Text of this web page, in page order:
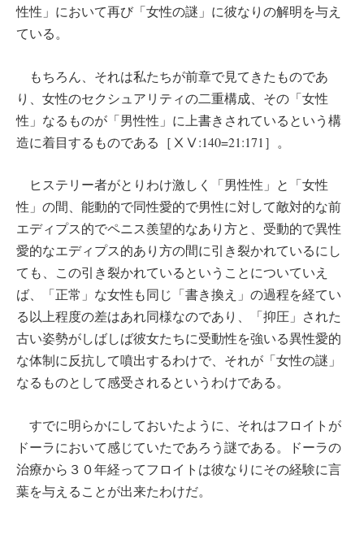
性性」において再び「女性の謎」に彼なりの解明を与え
ている。
もちろん、それは私たちが前章で見てきたものであ
り、女性のセクシュアリティの二重構成、その「女性
性」なるものが「男性性」に上書きされているという構
造に着目するものである［ⅩⅤ:140=21:171］。
ヒステリー者がとりわけ激しく「男性性」と「女性
性」の間、能動的で同性愛的で男性に対して敵対的な前
エディプス的でペニス羨望的なあり方と、受動的で異性
愛的なエディプス的あり方の間に引き裂かれているにし
ても、この引き裂かれているということについていえ
ば、「正常」な女性も同じ「書き換え」の過程を経てい
る以上程度の差はあれ同様なのであり、「抑圧」された
古い姿勢がしばしば彼女たちに受動性を強いる異性愛的
な体制に反抗して噴出するわけで、それが「女性の謎」
なるものとして感受されるというわけである。
すでに明らかにしておいたように、それはフロイトが
ドーラにおいて感じていたであろう謎である。ドーラの
治療から３０年経ってフロイトは彼なりにその経験に言
葉を与えることが出来たわけだ。